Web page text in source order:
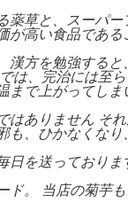
薬草と、スーパ
が高い食品であ
漢方を勉強する
は、完治には至
まで上がってしま
はありません そ
も、ひかなくな
日を送っておりま
ド。 当店の菊芋